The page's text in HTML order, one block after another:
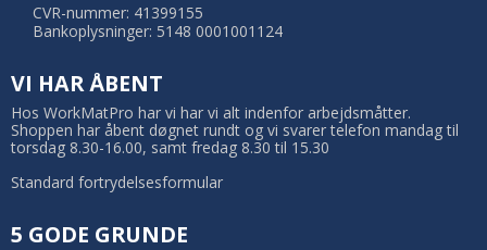
CVR-nummer: 41399155
Bankoplysninger: 5148 0001001124
VI HAR ÅBENT
Hos WorkMatPro har vi har vi alt indenfor arbejdsmåtter.
Shoppen har åbent døgnet rundt og vi svarer telefon mandag til
torsdag 8.30-16.00, samt fredag 8.30 til 15.30
Standard fortrydelsesformular
5 GODE GRUNDE